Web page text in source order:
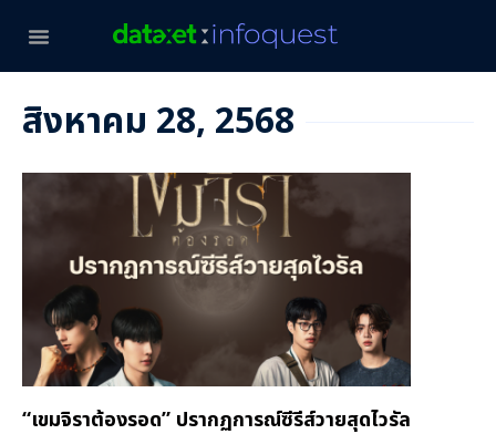
สิงหาคม 28, 2568
“เขมจิราต้องรอด” ปรากฏการณ์ซีรีส์วายสุดไวรัล